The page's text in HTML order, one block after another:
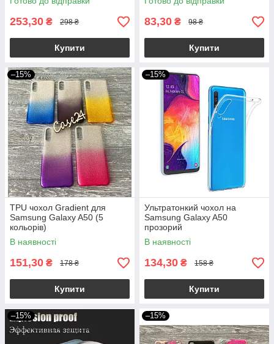
253,30 ₴ 298 ₴
Купити
83,30 ₴ 98 ₴
Купити
–15%
TPU чохол Gradient для
Samsung Galaxy A50 (5
кольорів)
В наявності
151,30 ₴ 178 ₴
Купити
–15%
Ультратонкий чохол на
Samsung Galaxy A50
прозорий
В наявності
134,30 ₴ 158 ₴
Купити
–15% –15%